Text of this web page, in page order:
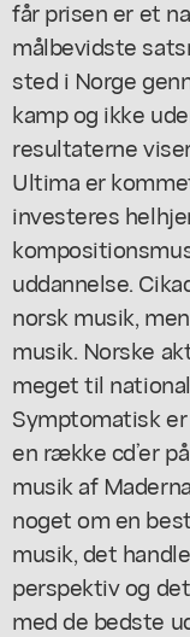
får prisen er et
målbevidste
sted i Norge
kamp og ikke
resultaterne
Ultima er
investeres
uddannelse.
norsk musik,
musik. Norske
meget til
Symptomatisk
en række cd’er
musik af
noget om en
musik, det
perspektiv og
med de bedste